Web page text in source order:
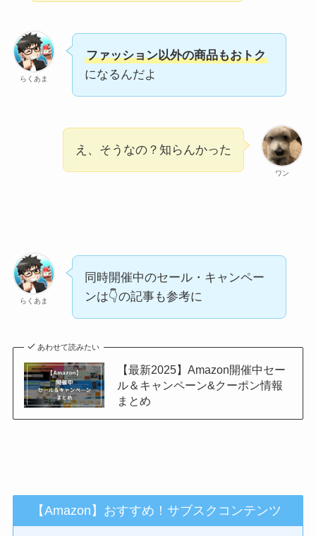
らくあま
ファッション以外の商品もおトク
になるんだよ
ワン
え、そうなの？知らんかった
らくあま
同時開催中のセール・キャンペー
ンは👇の記事も参考に
あわせて読みたい
【最新2025】Amazon開催中セー
ル＆キャンペーン&クーポン情報
まとめ
【Amazon】おすすめ！サブスクコンテンツ